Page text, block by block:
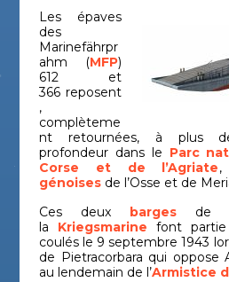
Les épaves
des
Marinefährpr
ahm (MFP)
612 et
366 reposent
,
complèteme
nt retournées, à plus
profondeur dans le Parc
Corse et de l’Agriate,
génoises de l’Osse et de
Ces deux
barges de
la Kriegsmarine font
coulés le 9 septembre 1943
de Pietracorbara qui oppose
au lendemain de l’Armistice